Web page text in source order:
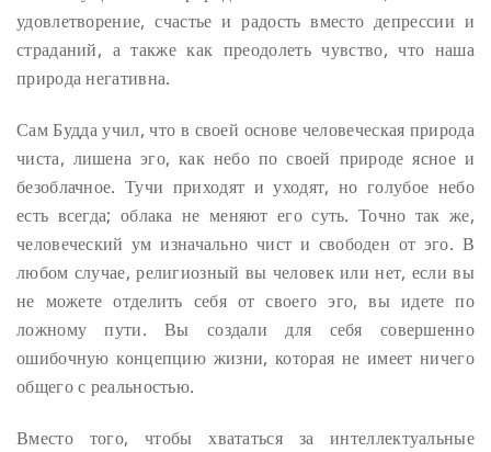
удовлетворение, счастье и радость вместо депрессии и
страданий, а также как преодолеть чувство, что наша
природа негативна.
Сам Будда учил, что в своей основе человеческая природа
чиста, лишена эго, как небо по своей природе ясное и
безоблачное. Тучи приходят и уходят, но голубое небо
есть всегда; облака не меняют его суть. Точно так же,
человеческий ум изначально чист и свободен от эго. В
любом случае, религиозный вы человек или нет, если вы
не можете отделить себя от своего эго, вы идете по
ложному пути. Вы создали для себя совершенно
ошибочную концепцию жизни, которая не имеет ничего
общего с реальностью.
Вместо того, чтобы хвататься за интеллектуальные